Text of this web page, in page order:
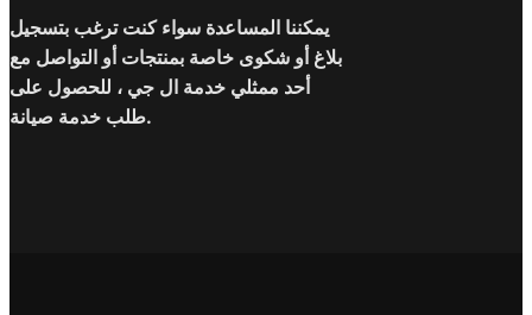
يمكننا المساعدة سواء كنت ترغب بتسجيل
بلاغ أو شكوى خاصة بمنتجات أو التواصل مع
أحد ممثلي خدمة ال جي ، للحصول على
طلب خدمة صيانة.